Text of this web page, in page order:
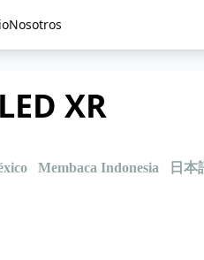
Nosotros
XR
Membaca Indonesia 日本